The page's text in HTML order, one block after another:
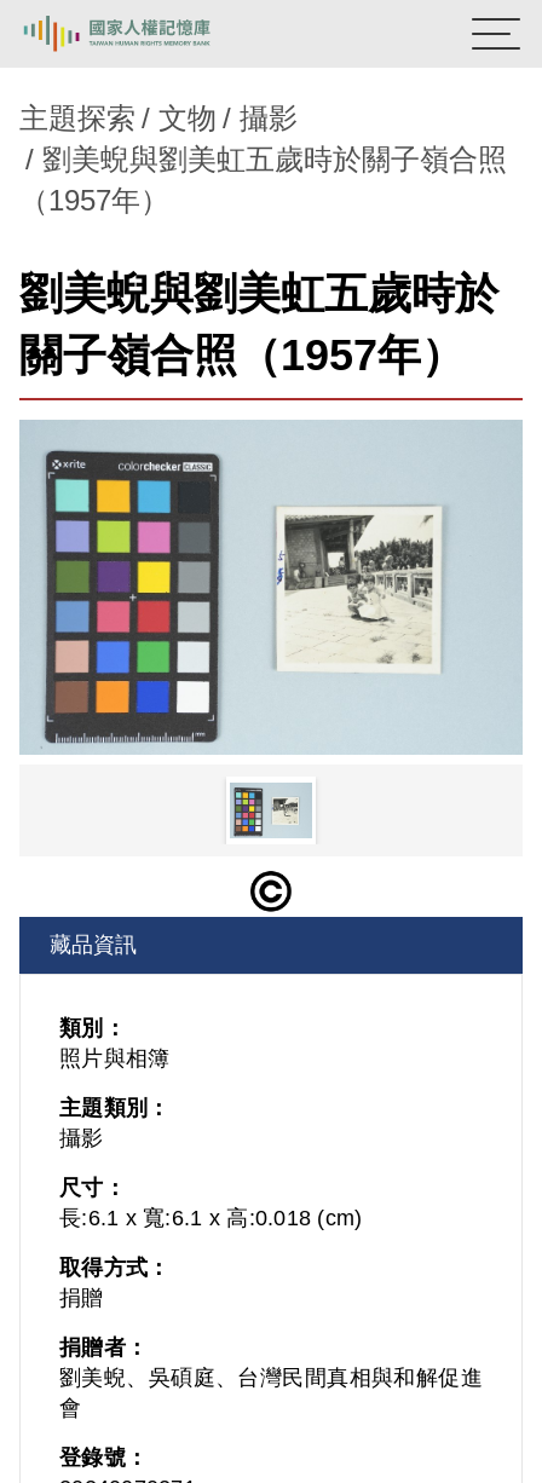
熱門關鍵字：陳孟和 李舜治 鹿窟事件
安康接待室
新生訓導處
背景知識
關於我們
主題探索 文物
攝影
劉美蜺與劉美虹五歲時於關子嶺合照
（1957年）
劉美蜺與劉美虹五歲時於
關子嶺合照（1957年）
藏品資訊
類別：
照片與相簿
主題類別：
攝影
尺寸：
長:6.1 x 寬:6.1 x 高:0.018 (cm)
取得方式：
捐贈
捐贈者：
劉美蜺、吳碩庭、台灣民間真相與和解促進
會
登錄號：